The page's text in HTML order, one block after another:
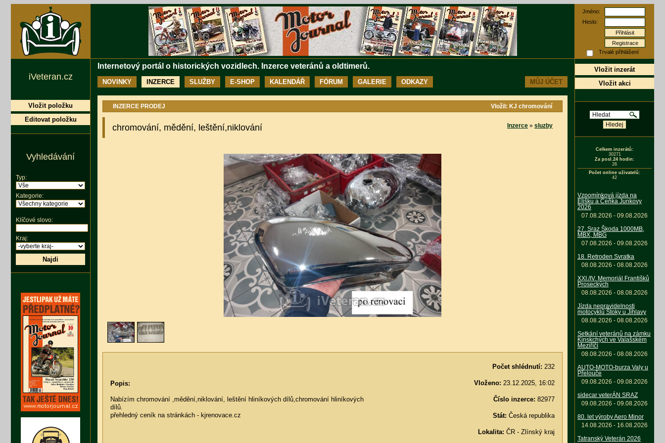
Internetový portál o historických vozidlech. Inzerce veteránů a oldtimerů.
NOVINKY INZERCE SLUŽBY E-SHOP KALENDÁŘ FÓRUM GALERIE ODKAZY MŮJ ÚČET
Vložil: KJ chromování
INZERCE PRODEJ
Inzerce » sluzby
chromování, mědění, leštění,niklování
Popis:
Nabízím chromování ,mědění,niklování, leštění hliníkových dílů,chromování hliníkových
dílů.
přehledný ceník na stránkách - kjrenovace.cz
Počet shlédnutí: 232
Vloženo: 23.12.2025, 16:02
Číslo inzerce: 82977
Stát: Česká republika
Lokalita: ČR - Zlínský kraj
Jméno:
Heslo:
Registrace
Trvalé přihlášení
Vložit inzerát
Vložit akci
Celkem inzerátů:
30271
Za posl.24 hodin:
26
Počet online uživatelů:
42
Vzpomínková jízda na
Elišku a Čeňka Junkovy
2026
07.08.2026 - 09.08.2026
27. Sraz Škoda 1000MB,
MBX, MBG
07.08.2026 - 09.08.2026
18. Retroden Svratka
08.08.2026 - 08.08.2026
XXI./IV. Memoriál Františků
Proseckých
08.08.2026 - 08.08.2026
Jízda nepravidelnosti
motocyklů Štoky u Jihlavy
08.08.2026 - 08.08.2026
Setkání veteránů na zámku
Kinskchých ve Valašském
Meziříčí
08.08.2026 - 08.08.2026
AUTO-MOTO-burza Valy u
Přelouče
09.08.2026 - 09.08.2026
sidecar veterÁN SRAZ
09.08.2026 - 09.08.2026
80. let výroby Aero Minor
14.08.2026 - 16.08.2026
Tatranský Veterán 2026
iVeteran.cz
Vložit položku
Editovat položku
Vyhledávání
Typ:
Kategorie:
Klíčové slovo:
Kraj:
Najdi